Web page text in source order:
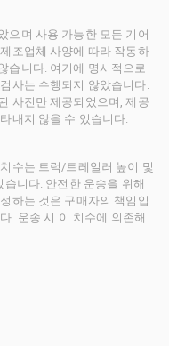
으며 사용 가능한 모든 기어
조업체 사양에 따라 작동하
습니다. 여기에 명시적으로
사는 수행되지 않았습니다.
사진만 제공되었으며, 제공
내지 않을 수 있습니다.
수는 트럭/트레일러 높이 및
니다. 안전한 운송을 위해
하는 것은 구매자의 책임입
. 운송 시 이 치수에 의존해